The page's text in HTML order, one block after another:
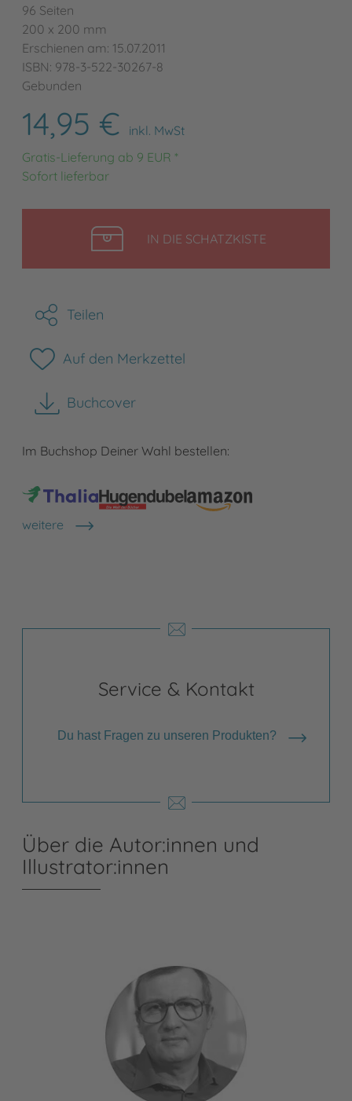
96 Seiten
200 x 200 mm
Erschienen am: 15.07.2011
ISBN: 978-3-522-30267-8
Gebunden
14,95 €
inkl. MwSt
Gratis-Lieferung ab 9 EUR *
Sofort lieferbar
IN DIE SCHATZKISTELEGEN
Teilen
Auf den Merkzettel
Buchcover
herunterladen
Im Buchshop Deiner Wahl bestellen:
weitere
Shops anzeigen
Service & Kontakt
Du hast Fragen zu unseren Produkten?
Über die Autor:innen und
Illustrator:innen